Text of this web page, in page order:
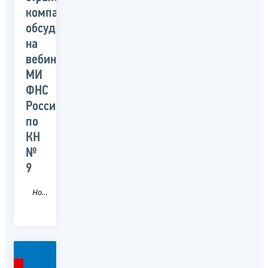
компаний
обсудят
на
вебинаре
МИ
ФНС
России
по
КН
№
9
Новость